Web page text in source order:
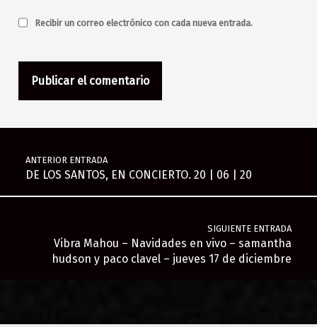
Recibir un correo electrónico con cada nueva entrada.
Navegación de entradas
ANTERIOR ENTRADA
DE LOS SANTOS, EN CONCIERTO. 20 | 06 | 20
SIGUIENTE ENTRADA
Vibra Mahou – Navidades en vivo – samantha
hudson y paco clavel – jueves 17 de diciembre